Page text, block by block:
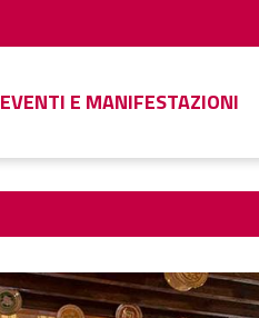
EVENTI E MANIFESTAZIONI